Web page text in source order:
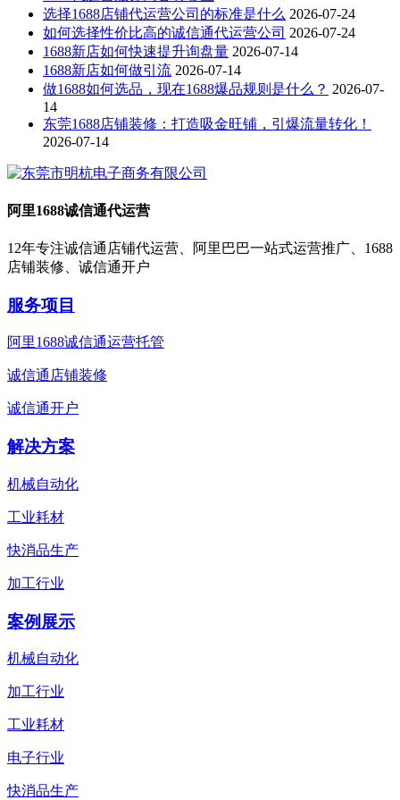
选择1688店铺代运营公司的标准是什么 2026-07-24
如何选择性价比高的诚信通代运营公司 2026-07-24
1688新店如何快速提升询盘量 2026-07-14
1688新店如何做引流 2026-07-14
做1688如何选品，现在1688爆品规则是什么？ 2026-07-
14
东莞1688店铺装修：打造吸金旺铺，引爆流量转化！
2026-07-14
阿里1688诚信通代运营
12年专注诚信通店铺代运营、阿里巴巴一站式运营推广、1688
店铺装修、诚信通开户
服务项目
阿里1688诚信通运营托管
诚信通店铺装修
诚信通开户
解决方案
机械自动化
工业耗材
快消品生产
加工行业
案例展示
机械自动化
加工行业
工业耗材
电子行业
快消品生产